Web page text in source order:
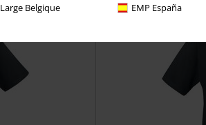
Large Belgique EMP España